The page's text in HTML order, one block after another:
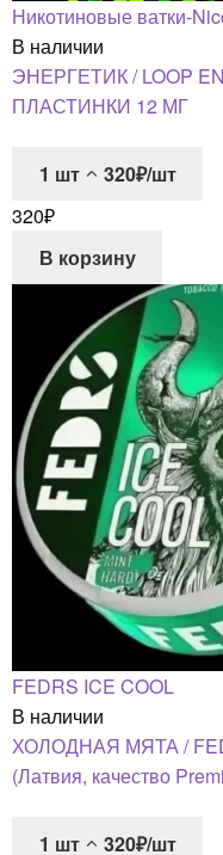
Никотиновые ватки-
В наличии
ЭНЕРГЕТИК / LOOP
ПЛАСТИНКИ 12 МГ
1 шт
320₽/шт
320₽
В корзину
FEDRS ICE COOL
В наличии
ХОЛОДНАЯ МЯТА /
(Латвия, качество
1 шт 320₽/шт